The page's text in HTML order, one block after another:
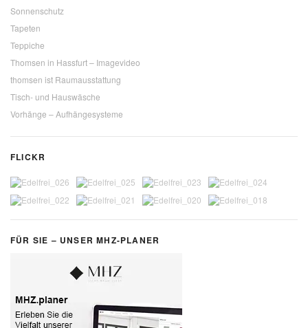
Sonnenschutz
Tapeten
Teppiche
Thomsen in Hassfurt – Imagevideo
thomsen ist Raumausstattung
Tisch- und Hauswäsche
Vorhänge – Aufhängesysteme
FLICKR
FÜR SIE – UNSER MHZ-PLANER